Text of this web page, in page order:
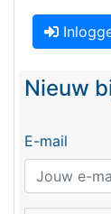
Nieuw
E-mail